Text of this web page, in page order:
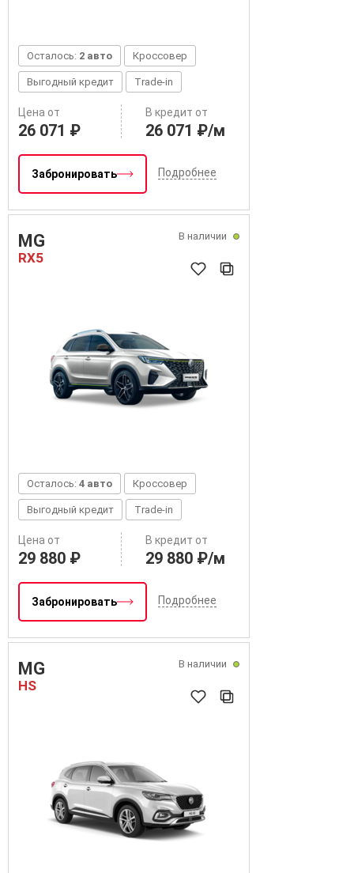
Осталось: 2 авто Кроссовер
Выгодный кредит Trade-in
Цена от
26 071 ₽
В кредит от
26 071 ₽/м
Забронировать Подробнее
В наличии
MG
RX5
Осталось: 4 авто Кроссовер
Выгодный кредит Trade-in
Цена от
29 880 ₽
В кредит от
29 880 ₽/м
Забронировать Подробнее
В наличии
MG
HS